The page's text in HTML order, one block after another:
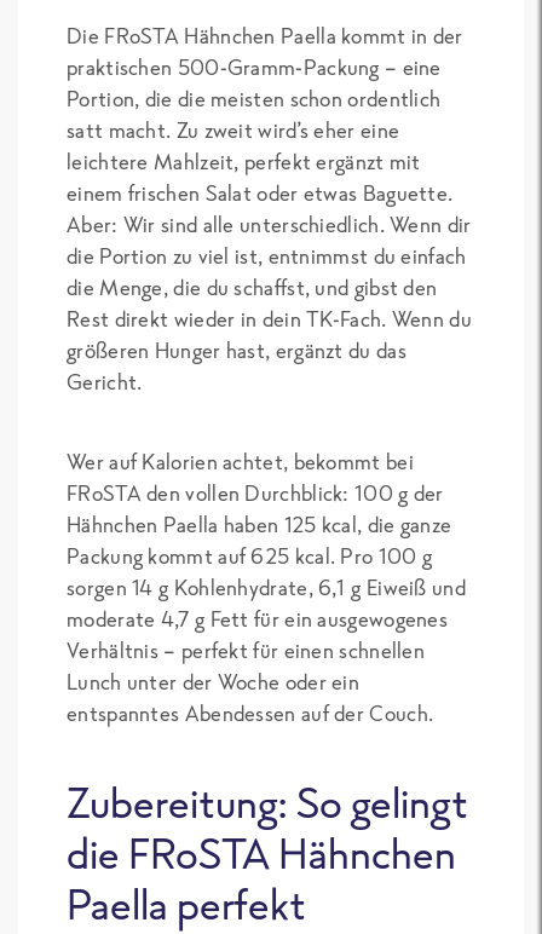
Die FRoSTA Hähnchen Paella kommt in der
praktischen 500-Gramm-Packung – eine
Portion, die die meisten schon ordentlich
satt macht. Zu zweit wird’s eher eine
leichtere Mahlzeit, perfekt ergänzt mit
einem frischen Salat oder etwas Baguette.
Aber: Wir sind alle unterschiedlich. Wenn dir
die Portion zu viel ist, entnimmst du einfach
die Menge, die du schaffst, und gibst den
Rest direkt wieder in dein TK-Fach. Wenn du
größeren Hunger hast, ergänzt du das
Gericht.
Wer auf Kalorien achtet, bekommt bei
FRoSTA den vollen Durchblick: 100 g der
Hähnchen Paella haben 125 kcal, die ganze
Packung kommt auf 625 kcal. Pro 100 g
sorgen 14 g Kohlenhydrate, 6,1 g Eiweiß und
moderate 4,7 g Fett für ein ausgewogenes
Verhältnis – perfekt für einen schnellen
Lunch unter der Woche oder ein
entspanntes Abendessen auf der Couch.
Zubereitung: So gelingt
die FRoSTA Hähnchen
Paella perfekt